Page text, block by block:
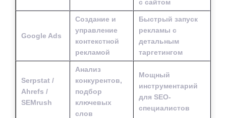
с сайтом
Google Ads
Создание и
управление
контекстной
рекламой
Быстрый запуск
рекламы с
детальным
таргетингом
Serpstat /
Ahrefs /
SEMrush
Анализ
конкурентов,
подбор
ключевых
слов
Мощный
инструментарий
для SEO-
специалистов